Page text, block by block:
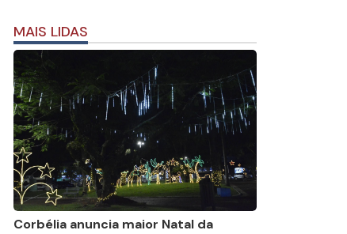
MAIS LIDAS
Corbélia anuncia maior Natal da